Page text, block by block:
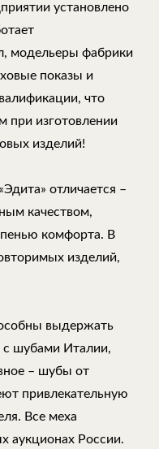
установлено
модельеры фабрики
показы и
что
при изготовлении
изделий!
отличается –
качеством,
комфорта. В
изделий,
выдержать
шубами Италии,
– шубы от
привлекательную
Все меха
аукционах России.